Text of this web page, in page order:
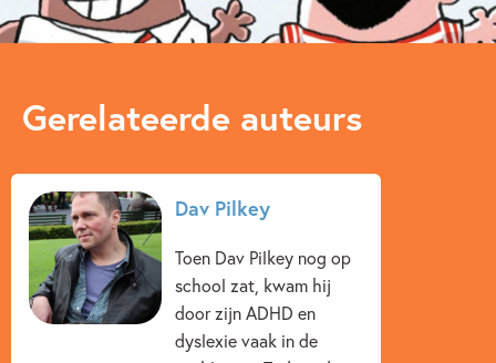
door een bladzijde te bewegen een echte animatie krijgt!
Actie & avontuur
Dagelijks leven
Op & rond school
Dav Pilkey
Gerelateerde auteurs
Dav Pilkey
Toen Dav Pilkey nog op
school zat, kwam hij
door zijn ADHD en
dyslexie vaak in de